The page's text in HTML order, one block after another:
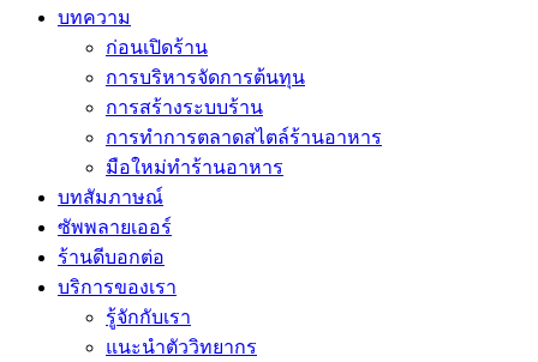
บทความ
ก่อนเปิดร้าน
การบริหารจัดการต้นทุน
การสร้างระบบร้าน
การทำการตลาดสไตล์ร้านอาหาร
มือใหม่ทำร้านอาหาร
บทสัมภาษณ์
ซัพพลายเออร์
ร้านดีบอกต่อ
บริการของเรา
รู้จักกับเรา
แนะนำตัววิทยากร